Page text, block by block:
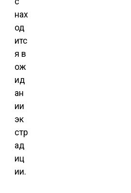
нах
од
итс
я в
ож
ид
ан
ии
эк
стр
ад
иц
ии.